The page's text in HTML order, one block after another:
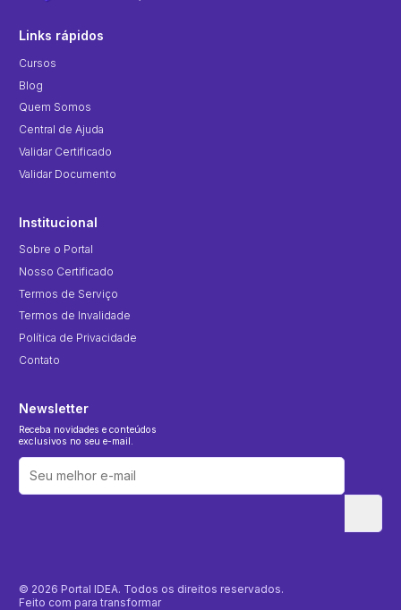
Links rápidos
Cursos
Blog
Quem Somos
Central de Ajuda
Validar Certificado
Validar Documento
Institucional
Sobre o Portal
Nosso Certificado
Termos de Serviço
Termos de Invalidade
Política de Privacidade
Contato
Newsletter
Receba novidades e conteúdos
exclusivos no seu e-mail.
© 2026 Portal IDEA. Todos os direitos reservados.
Feito com para transformar